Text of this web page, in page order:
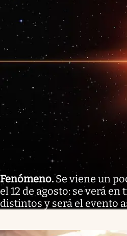
Fenómeno.Se viene un
el 12 de agosto: se verá
distintos y será el evento